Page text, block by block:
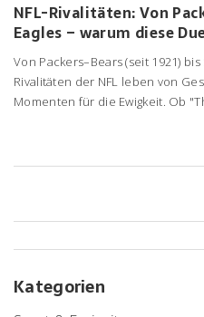
NFL-Rivalitäten: Von
Eagles – warum diese
Von Packers–Bears (seit 1921)
Rivalitäten der NFL leben von
Momenten für die Ewigkeit. Ob
Kategorien